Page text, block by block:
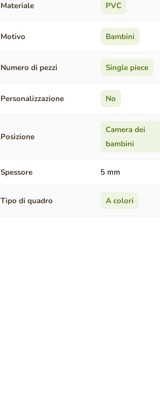
Materiale PVC
Motivo Bambini
Numero di pezzi Single piece
Personalizzazione No
Posizione
Camera dei
bambini
Spessore 5 mm
Tipo di quadro A colori